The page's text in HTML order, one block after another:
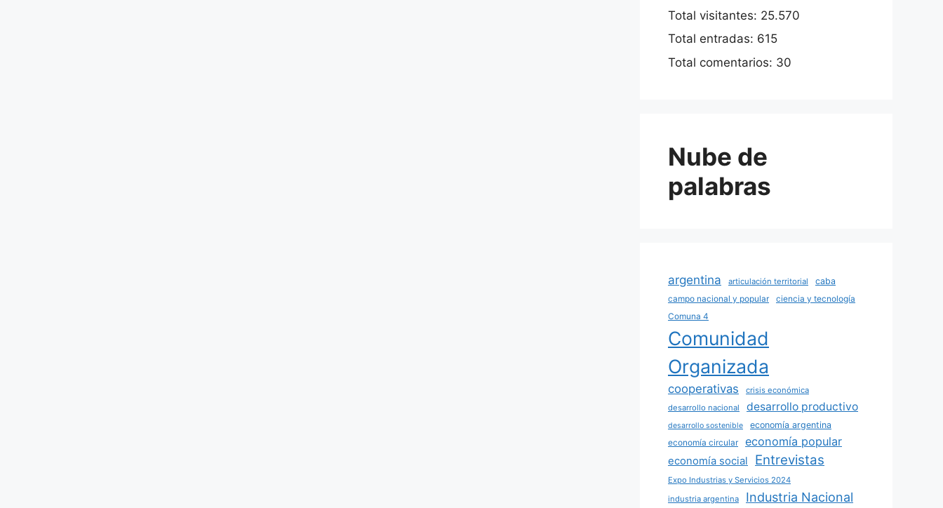
Total visitantes: 25.570
Total entradas: 615
Total comentarios: 30
Nube de
palabras
argentina articulación territorial
caba
campo nacional y popular
ciencia y tecnología
Comuna 4
Comunidad
Organizada
cooperativas
crisis económica
desarrollo nacional
desarrollo productivo
desarrollo sostenible
economía argentina
economía circular
economía popular
economía social Entrevistas
Expo Industrias y Servicios 2024
industria argentina
Industria Nacional